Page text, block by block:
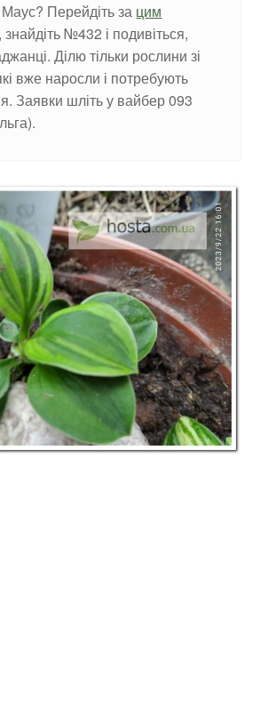
Перейдіть за цим
, знайдіть №432 і подивіться,
Ділю тільки рослини зі
вже наросли і потребують
Заявки шліть у вайбер 093